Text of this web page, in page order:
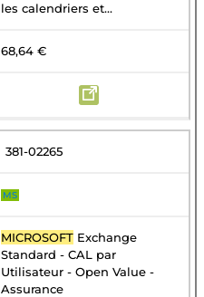
les calendriers et...
68,64 €
381-02265
MS
MICROSOFT Exchange
Standard - CAL par
Utilisateur - Open Value -
Assurance